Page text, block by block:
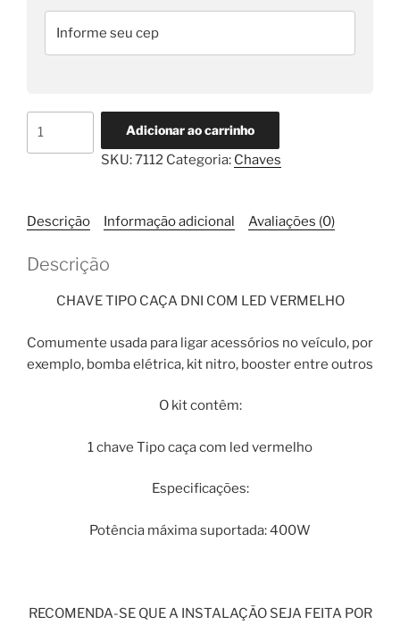
Vermelho
Adicionar ao carrinho
SKU:7112 Categoria: Chaves
Descrição Informação adicional Avaliações (0)
Descrição
CHAVE TIPO CAÇA DNI COM LED VERMELHO
Comumente usada para ligar acessórios no veículo, por
exemplo, bomba elétrica, kit nitro, booster entre outros
O kit contêm:
1 chave Tipo caça com led vermelho
Especificações:
Potência máxima suportada: 400W
RECOMENDA-SE QUE A INSTALAÇÃO SEJA FEITA POR